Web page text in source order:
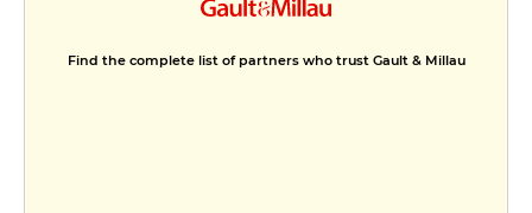
Find the complete list of partners who trust Gault & Millau